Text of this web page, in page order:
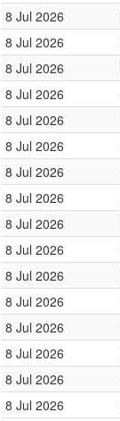
8 Jul 2026
8 Jul 2026
8 Jul 2026
8 Jul 2026
8 Jul 2026
8 Jul 2026
8 Jul 2026
8 Jul 2026
8 Jul 2026
8 Jul 2026
8 Jul 2026
8 Jul 2026
8 Jul 2026
8 Jul 2026
8 Jul 2026
8 Jul 2026